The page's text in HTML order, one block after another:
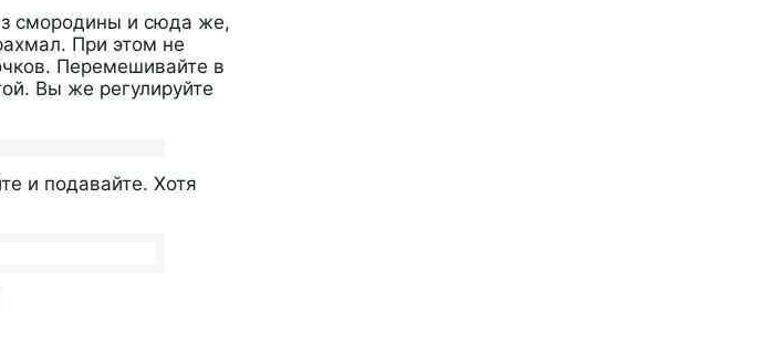
смородины и сюда же,
При этом не
Перемешивайте в
Вы же регулируйте
и подавайте. Хотя